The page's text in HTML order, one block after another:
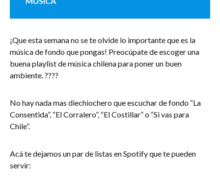
¡Que esta semana no se te olvide lo importante que es la
música de fondo que pongas! Preocúpate de escoger una
buena playlist de música chilena para poner un buen
ambiente. ????
No hay nada mas diechiochero que escuchar de fondo “La
Consentida”, “El Corralero”, “El Costillar” o “Si vas para
Chile”.
Acá te dejamos un par de listas en Spotify que te pueden
servir: